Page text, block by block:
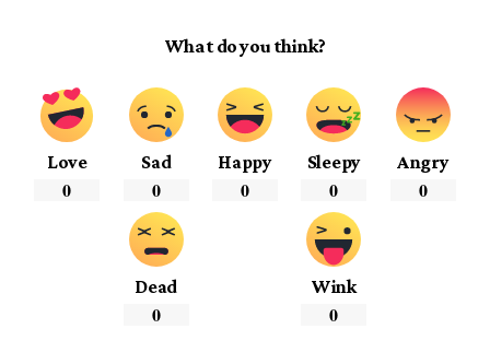
What do you think?
Love
0
Sad
0
Happy
0
Sleepy
0
Angry
0
Dead
0
Wink
0